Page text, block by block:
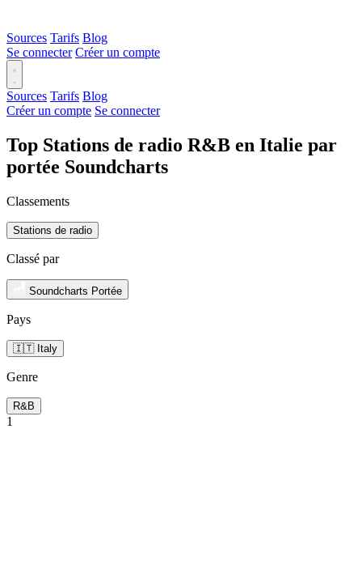
Sources Tarifs Blog
Se connecter Créer un compte
Sources Tarifs Blog
Créer un compte Se connecter
Top Stations de radio R&B en Italie par
portée Soundcharts
Classements
Stations de radio
Classé par
Soundcharts Portée
Pays
🇮🇹 Italy
Genre
R&B
1